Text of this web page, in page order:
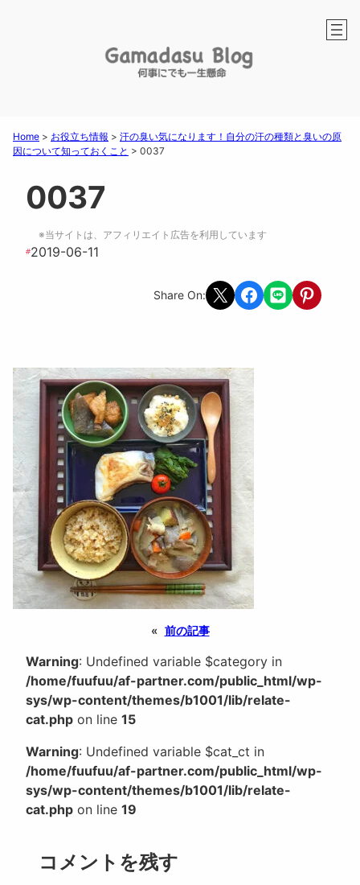
Home > お役立ち情報 > 汗の臭い気になります！自分の汗の種類と臭いの原
因について知っておくこと > 0037
0037
※当サイトは、アフィリエイト広告を利用しています
#2019-06-11
Share On: Share on X Share on Facebook
Share on LINEShare on
« 前の記事
Warning: Undefined variable $category in
/home/fuufuu/af-partner.com/public_html/wp-
sys/wp-content/themes/b1001/lib/relate-
cat.php on line 15
Warning: Undefined variable $cat_ct in
/home/fuufuu/af-partner.com/public_html/wp-
sys/wp-content/themes/b1001/lib/relate-
cat.php on line 19
コメントを残す